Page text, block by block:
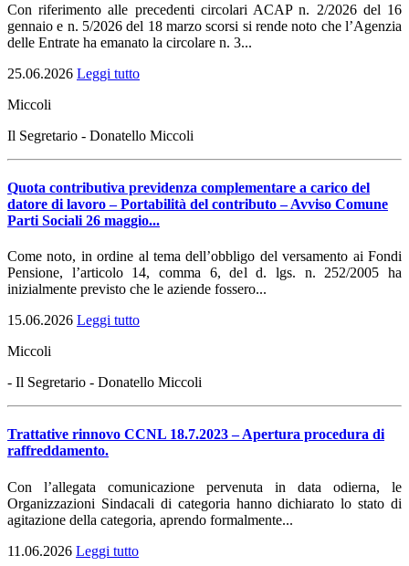
Con riferimento alle precedenti circolari ACAP n. 2/2026 del 16
gennaio e n. 5/2026 del 18 marzo scorsi si rende noto che l’Agenzia
delle Entrate ha emanato la circolare n. 3...
25.06.2026 Leggi tutto
Miccoli
Il Segretario - Donatello Miccoli
Quota contributiva previdenza complementare a carico del
datore di lavoro – Portabilità del contributo – Avviso Comune
Parti Sociali 26 maggio...
Come noto, in ordine al tema dell’obbligo del versamento ai Fondi
Pensione, l’articolo 14, comma 6, del d. lgs. n. 252/2005 ha
inizialmente previsto che le aziende fossero...
15.06.2026 Leggi tutto
Miccoli
- Il Segretario - Donatello Miccoli
Trattative rinnovo CCNL 18.7.2023 – Apertura procedura di
raffreddamento.
Con l’allegata comunicazione pervenuta in data odierna, le
Organizzazioni Sindacali di categoria hanno dichiarato lo stato di
agitazione della categoria, aprendo formalmente...
11.06.2026 Leggi tutto